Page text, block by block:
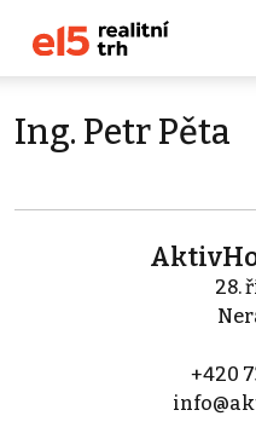
Ing. Petr Pěta
28.
+420